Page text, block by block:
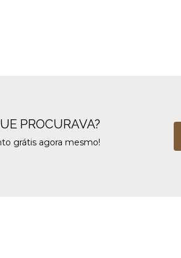
PROCURAVA?
grátis agora mesmo!